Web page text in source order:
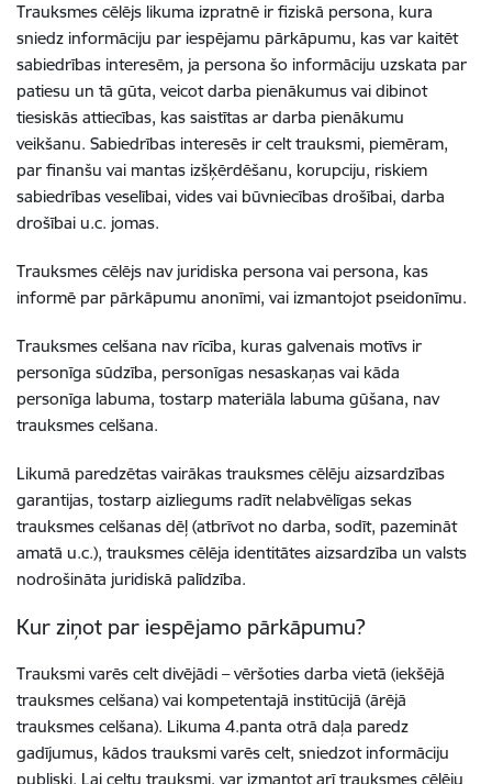
Trauksmes cēlējs likuma izpratnē ir fiziskā persona, kura
sniedz informāciju par iespējamu pārkāpumu, kas var kaitēt
sabiedrības interesēm, ja persona šo informāciju uzskata par
patiesu un tā gūta, veicot darba pienākumus vai dibinot
tiesiskās attiecības, kas saistītas ar darba pienākumu
veikšanu. Sabiedrības interesēs ir celt trauksmi, piemēram,
par finanšu vai mantas izšķērdēšanu, korupciju, riskiem
sabiedrības veselībai, vides vai būvniecības drošībai, darba
drošībai u.c. jomas.
Trauksmes cēlējs nav juridiska persona vai persona, kas
informē par pārkāpumu anonīmi, vai izmantojot pseidonīmu.
Trauksmes celšana nav rīcība, kuras galvenais motīvs ir
personīga sūdzība, personīgas nesaskaņas vai kāda
personīga labuma, tostarp materiāla labuma gūšana, nav
trauksmes celšana.
Likumā paredzētas vairākas trauksmes cēlēju aizsardzības
garantijas, tostarp aizliegums radīt nelabvēlīgas sekas
trauksmes celšanas dēļ (atbrīvot no darba, sodīt, pazemināt
amatā u.c.), trauksmes cēlēja identitātes aizsardzība un valsts
nodrošināta juridiskā palīdzība.
Kur ziņot par iespējamo pārkāpumu?
Trauksmi varēs celt divējādi – vēršoties darba vietā (iekšējā
trauksmes celšana) vai kompetentajā institūcijā (ārējā
trauksmes celšana). Likuma 4.panta otrā daļa paredz
gadījumus, kādos trauksmi varēs celt, sniedzot informāciju
publiski. Lai celtu trauksmi, var izmantot arī trauksmes cēlēju